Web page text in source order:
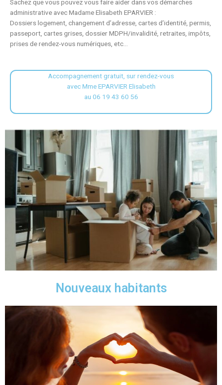
Sachez que vous pouvez vous faire aider dans vos démarches
administrative avec Madame Elisabeth EPARVIER :
Dossiers logement, changement d’adresse, cartes d’identité, permis,
passeport, cartes grises, dossier MDPH/invalidité, retraites, impôts,
prises de rendez-vous numériques, etc…
Accompagnement gratuit, sur rendez-vous
avec Mme EPARVIER Elisabeth
au 06 19 43 60 56
Nouveaux habitants